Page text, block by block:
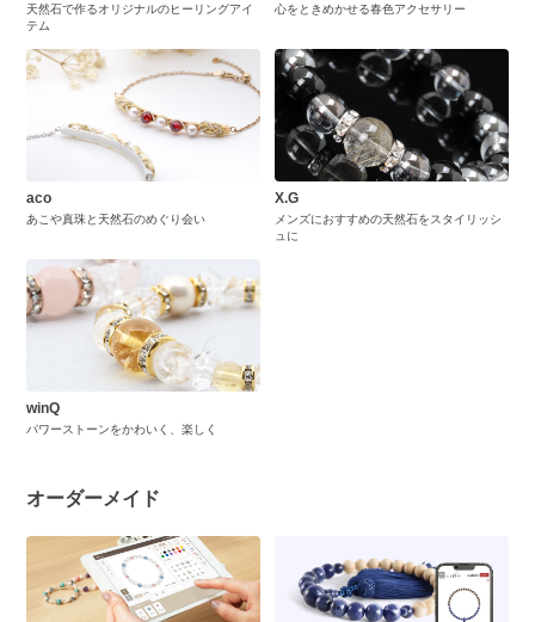
天然石で作るオリジナルのヒーリングアイ
テム
心をときめかせる春色アクセサリー
aco
あこや真珠と天然石のめぐり会い
X.G
メンズにおすすめの天然石をスタイリッシ
ュに
winQ
パワーストーンをかわいく、楽しく
オーダーメイド